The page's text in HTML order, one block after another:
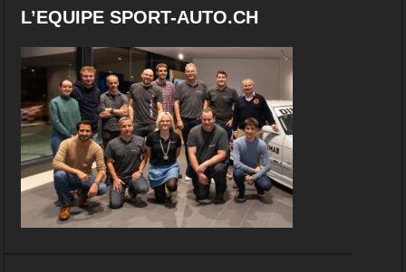
L’EQUIPE SPORT-AUTO.CH